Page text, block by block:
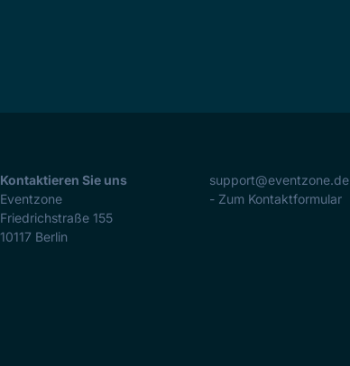
Kontaktieren Sie uns
Eventzone
Friedrichstraße 155
10117 Berlin
support@eventzone.de
- Zum Kontaktformular